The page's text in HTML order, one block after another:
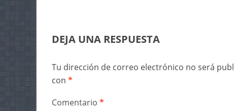
DEJA UNA RESPUESTA
Tu dirección de correo electrónico no será
con *
Comentario *